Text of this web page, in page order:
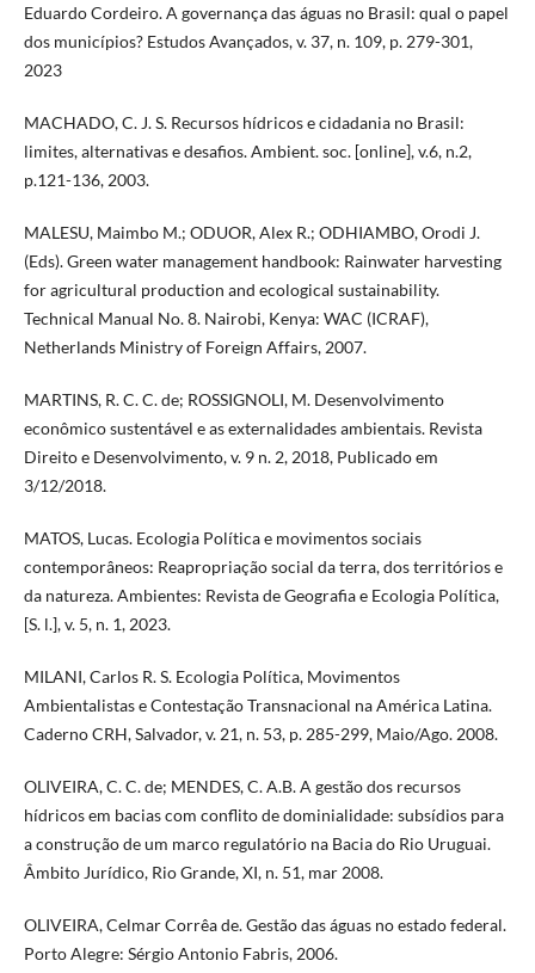
Eduardo Cordeiro. A governança das águas no Brasil: qual o papel
dos municípios? Estudos Avançados, v. 37, n. 109, p. 279-301,
2023
MACHADO, C. J. S. Recursos hídricos e cidadania no Brasil:
limites, alternativas e desafios. Ambient. soc. [online], v.6, n.2,
p.121-136, 2003.
MALESU, Maimbo M.; ODUOR, Alex R.; ODHIAMBO, Orodi J.
(Eds). Green water management handbook: Rainwater harvesting
for agricultural production and ecological sustainability.
Technical Manual No. 8. Nairobi, Kenya: WAC (ICRAF),
Netherlands Ministry of Foreign Affairs, 2007.
MARTINS, R. C. C. de; ROSSIGNOLI, M. Desenvolvimento
econômico sustentável e as externalidades ambientais. Revista
Direito e Desenvolvimento, v. 9 n. 2, 2018, Publicado em
3/12/2018.
MATOS, Lucas. Ecologia Política e movimentos sociais
contemporâneos: Reapropriação social da terra, dos territórios e
da natureza. Ambientes: Revista de Geografia e Ecologia Política,
[S. l.], v. 5, n. 1, 2023.
MILANI, Carlos R. S. Ecologia Política, Movimentos
Ambientalistas e Contestação Transnacional na América Latina.
Caderno CRH, Salvador, v. 21, n. 53, p. 285-299, Maio/Ago. 2008.
OLIVEIRA, C. C. de; MENDES, C. A.B. A gestão dos recursos
hídricos em bacias com conflito de dominialidade: subsídios para
a construção de um marco regulatório na Bacia do Rio Uruguai.
Âmbito Jurídico, Rio Grande, XI, n. 51, mar 2008.
OLIVEIRA, Celmar Corrêa de. Gestão das águas no estado federal.
Porto Alegre: Sérgio Antonio Fabris, 2006.